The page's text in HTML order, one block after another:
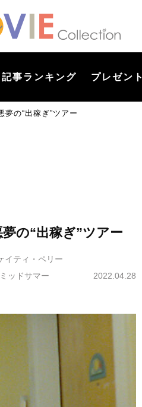
記事ランキング プレゼント
の“出稼ぎ”ツアー
の“出稼ぎ”ツアー
イティ・ペリー
ッドサマー
2022.04.28